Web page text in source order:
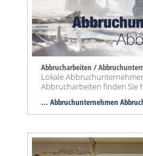
Abbrucharbeiten /
Lokale
Abbrucharbeiten finden Sie
... Abbruchunternehmen